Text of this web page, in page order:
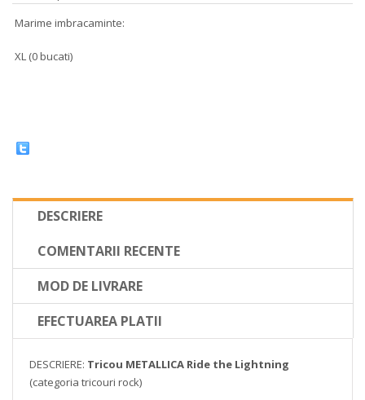
Marime imbracaminte:
XL (0 bucati)
DESCRIERE
COMENTARII RECENTE
MOD DE LIVRARE
EFECTUAREA PLATII
DESCRIERE: Tricou METALLICA Ride the Lightning
(categoria tricouri rock)